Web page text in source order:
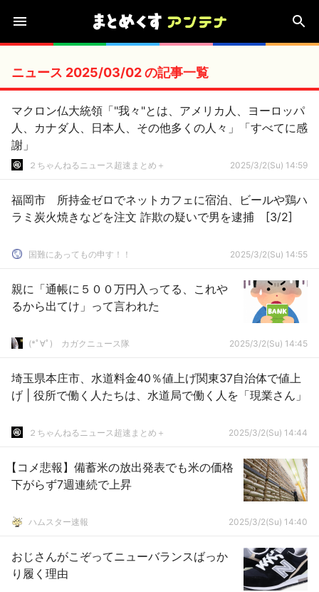
ニュース 2025/03/02 の記事一覧
マクロン仏大統領「"我々"とは、アメリカ人、ヨーロッパ
人、カナダ人、日本人、その他多くの人々」「すべてに感
謝」
２ちゃんねるニュース超速まとめ＋ 2025/3/2(Su) 14:59
福岡市 所持金ゼロでネットカフェに宿泊、ビールや鶏ハ
ラミ炭火焼きなどを注文 詐欺の疑いで男を逮捕 [3/2]
国難にあってもの申す！！ 2025/3/2(Su) 14:55
親に「通帳に５００万円入ってる、これや
るから出てけ」って言われた
(*ﾟ∀ﾟ)ゞカガクニュース隊 2025/3/2(Su) 14:45
埼玉県本庄市、水道料金40％値上げ関東37自治体で値上
げ | 役所で働く人たちは、水道局で働く人を「現業さん」
２ちゃんねるニュース超速まとめ＋ 2025/3/2(Su) 14:44
【コメ悲報】備蓄米の放出発表でも米の価格
下がらず7週連続で上昇
ハムスター速報 2025/3/2(Su) 14:40
おじさんがこぞってニューバランスばっか
り履く理由